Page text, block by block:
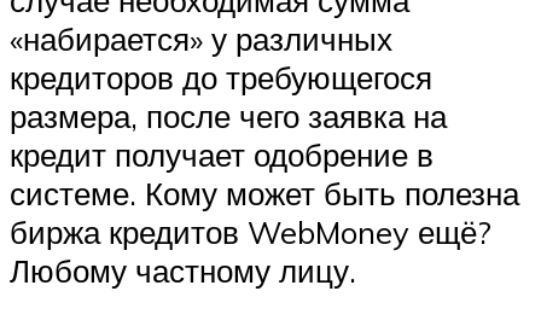
«набирается» у различных
кредиторов до требующегося
размера, после чего заявка на
кредит получает одобрение в
системе. Кому может быть полезна
биржа кредитов WebMoney ещё?
Любому частному лицу.